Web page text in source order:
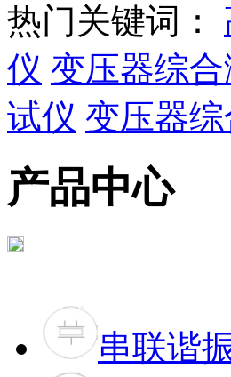
热门关键词：
仪 变压器综
试仪 变压器
产品中心
串联谐